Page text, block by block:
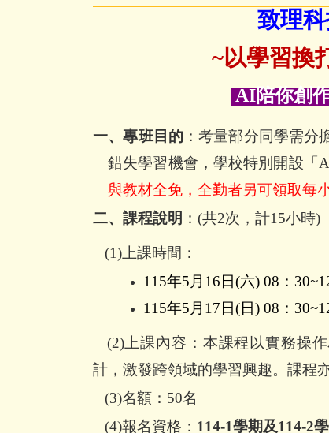
致理
~以學習換
AI陪你創
一、專班目的 ：考量部分同學需
錯失學習機會，學校特別開設「
與教材全免，全勤者另可領取每
二、課程說明 ： (共2次，計15小時)
(1) 上課時間：
115年5 月 16 日(六) 08 ：
115年5 月 17 日(日) 08 ：
(2)上課內容：本課程以實務操
計，激發跨領域的學習興趣。課程
(3)名額： 50名
(4)報名資格： 114-1學期及114-2